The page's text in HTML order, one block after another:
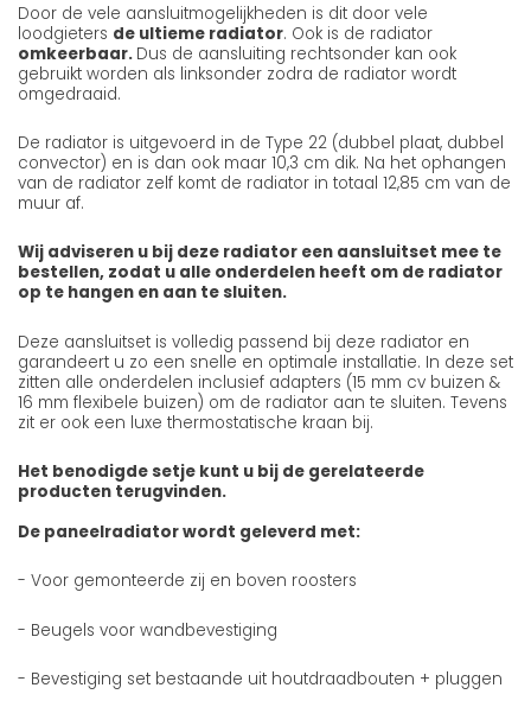
Door de vele aansluitmogelijkheden is dit door vele
loodgieters de ultieme radiator. Ook is de radiator
omkeerbaar. Dus de aansluiting rechtsonder kan ook
gebruikt worden als linksonder zodra de radiator wordt
omgedraaid.
De radiator is uitgevoerd in de Type 22 (dubbel plaat, dubbel
convector) en is dan ook maar 10,3 cm dik. Na het ophangen
van de radiator zelf komt de radiator in totaal 12,85 cm van de
muur af.
Wij adviseren u bij deze radiator een aansluitset mee te
bestellen, zodat u alle onderdelen heeft om de radiator
op te hangen en aan te sluiten.
Deze aansluitset is volledig passend bij deze radiator en
garandeert u zo een snelle en optimale installatie. In deze set
zitten alle onderdelen inclusief adapters (15 mm cv buizen &
16 mm flexibele buizen) om de radiator aan te sluiten. Tevens
zit er ook een luxe thermostatische kraan bij.
Het benodigde setje kunt u bij de gerelateerde
producten terugvinden.
De paneelradiator wordt geleverd met:
- Voor gemonteerde zij en boven roosters
- Beugels voor wandbevestiging
- Bevestiging set bestaande uit houtdraadbouten + pluggen